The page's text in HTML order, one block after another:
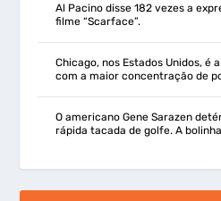
Al Pacino disse 182 vezes a
filme “Scarface”.
Chicago, nos Estados Unidos, é
com a maior concentração de
O americano Gene Sarazen
rápida tacada de golfe. A